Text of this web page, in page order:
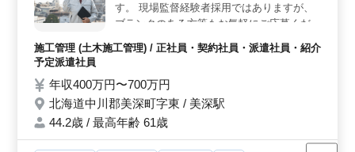
お仕事です。 ＜多様な雇用形態と働きやすい環境
＞ 正社員、契約社員、アルバイト、パート、派遣社員
働き方が選べます。 福利厚生も充実し働きやすい環境
が整っています。
す。 現場監督経験者採用ではありますが、
ブランクのある方等もお気軽にご応募くださ
いませ。 ・年間休日115日程度 ・土曜日隔
週、日曜日、祝日、年末年始、夏季、GW等
施工管理 (土木施工管理) / 正社員・契約社員・派遣社員・紹介
予定派遣社員
年収400万円〜700万円
北海道中川郡美深町字東 / 美深駅
44.2歳 / 最高年齢 61歳